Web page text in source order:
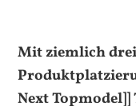
Mit ziemlich
Next Topmodel]]